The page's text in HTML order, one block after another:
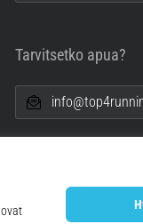
Tarvitsetko apua?